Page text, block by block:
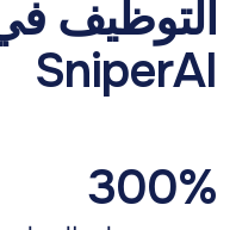
SniperAI
300%